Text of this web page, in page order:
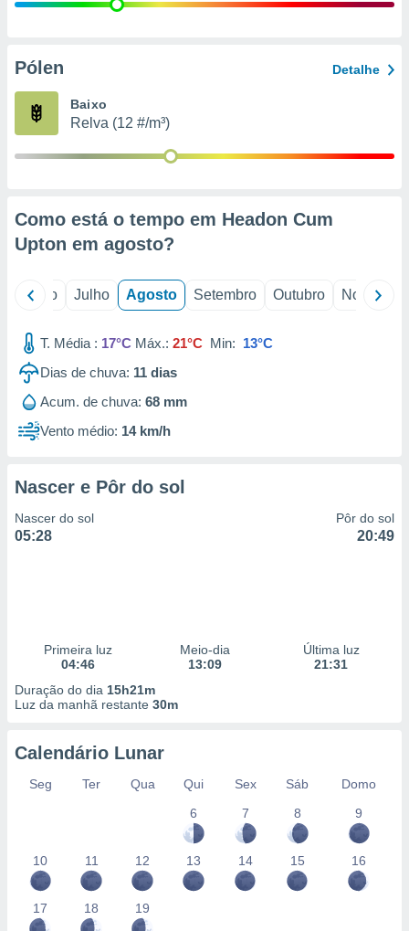
e
de
Pólen Detalhe
Baixo
Relva (12 #/m³)
Como está o tempo em Headon Cum
Upton em agosto?
Junho Julho Agosto Setembro Outubro Novembro
T. Média : 17°C Máx.: 21°C Min: 13°C
Dias de chuva: 11 dias
Acum. de chuva: 68 mm
Vento médio: 14 km/h
Nascer e Pôr do sol
Nascer do sol
05:28
Pôr do sol
20:49
Primeira luz
04:46
Meio-dia
13:09
Última luz
21:31
Duração do dia 15h21m
Luz da manhã restante 30m
Calendário Lunar
Seg Ter Qua Qui Sex Sáb
Domo
6
7 8 9
10 11 12 13 14 15 16
17 18 19